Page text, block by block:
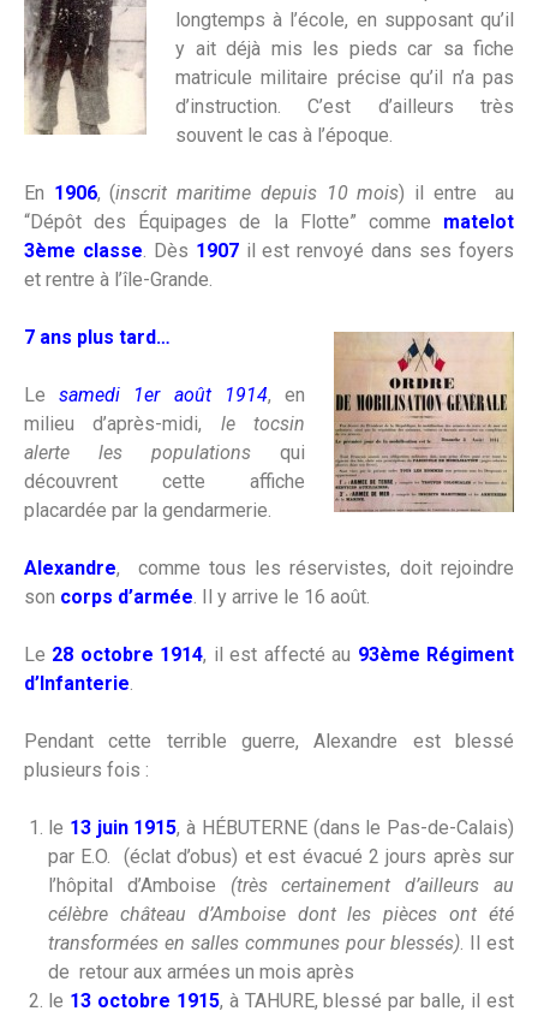
longtemps à l’école, en supposant qu’il
y ait déjà mis les pieds car sa fiche
matricule militaire précise qu’il n’a pas
d’instruction. C’est d’ailleurs très
souvent le cas à l’époque.
En 1906, (inscrit maritime depuis 10 mois) il entre au
“Dépôt des Équipages de la Flotte” comme matelot
3ème classe. Dès 1907il est renvoyé dans ses foyers
et rentre à l’île-Grande.
7 ans plus tard…
Lesamedi 1er août 1914, en
milieu d’après-midi, le tocsin
alerte les populations qui
découvrent cette affiche
placardée par la gendarmerie.
Alexandre, comme tous les réservistes, doit rejoindre
son corps d’armée. Il y arrive le 16 août.
Le 28 octobre 1914, il est affecté au 93ème Régiment
d’Infanterie.
Pendant cette terrible guerre, Alexandre est blessé
plusieurs fois :
le 13 juin 1915, à HÉBUTERNE (dans le Pas-de-Calais)
par E.O. (éclat d’obus) et est évacué 2 jours après sur
l’hôpital d’Amboise (très certainement d’ailleurs au
célèbre château d’Amboise dont les pièces ont été
transformées en salles communes pour blessés). Il est
de retour aux armées un mois après
le 13 octobre 1915, à TAHURE, blessé par balle, il est